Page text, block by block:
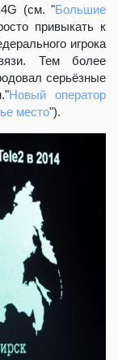
4G (см. "Большие
привыкать к
игрока
Тем более
серьёзные
Новый оператор
место").